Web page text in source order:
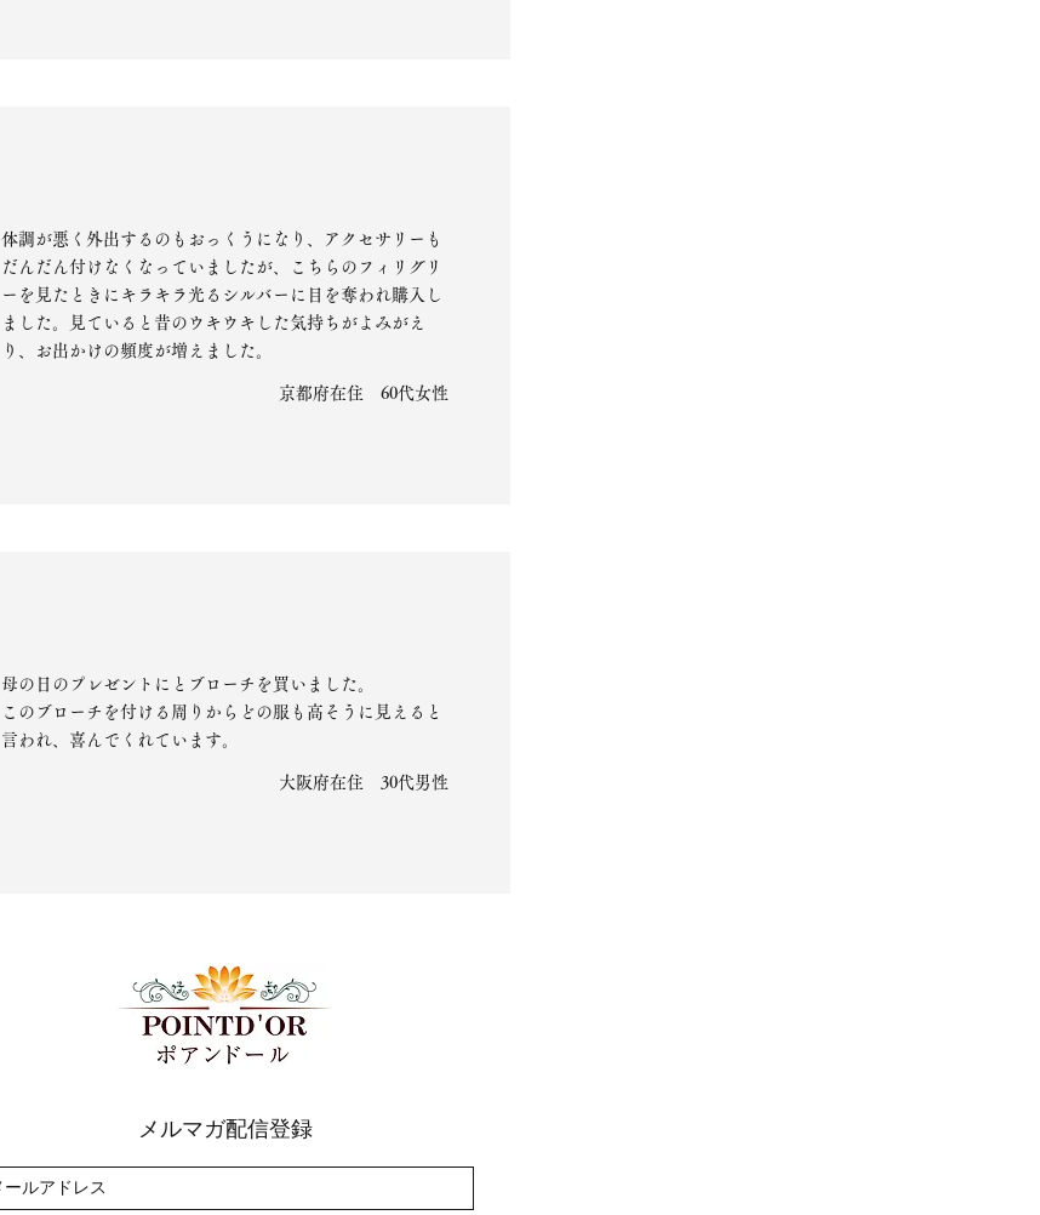
体調が悪く外出するのもおっくうになり、アクセサリーも
だんだん付けなくなっていましたが、こちらのフィリグリ
ーを見たときにキラキラ光るシルバーに目を奪われ購入し
ました。見ていると昔のウキウキした気持ちがよみがえ
り、お出かけの頻度が増えました。
京都府在住 60代女性
母の日のプレゼントにとブローチを買いました。
このブローチを付ける周りからどの服も高そうに見えると
言われ、喜んでくれています。
大阪府在住 30代男性
メルマガ配信登録